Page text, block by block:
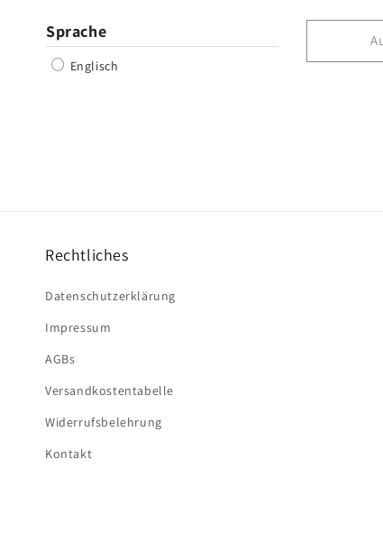
Sprache
Englisch
Rechtliches
Datenschutzerklärung
Impressum
AGBs
Versandkostentabelle
Widerrufsbelehrung
Kontakt